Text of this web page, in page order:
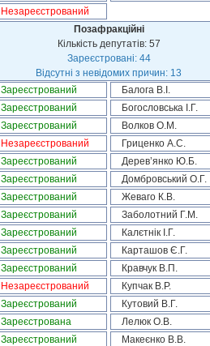
Незареєстрований
Позафракційні
Кількість депутатів: 57
Зареєстровані: 44
Відсутні з невідомих причин: 13
Зареєстрований Балога В.І.
Зареєстрований Богословська І.Г.
Зареєстрований Волков О.М.
Незареєстрований Гриценко А.С.
Зареєстрований Дерев’янко Ю.Б.
Зареєстрований Домбровський О.Г.
Зареєстрований Жеваго К.В.
Зареєстрований Заболотний Г.М.
Зареєстрований Калєтнік І.Г.
Зареєстрований Карташов Є.Г.
Зареєстрований Кравчук В.П.
Незареєстрований Купчак В.Р.
Зареєстрований Кутовий В.Г.
Зареєстрована Лелюк О.В.
Зареєстрований Макеєнко В.В.